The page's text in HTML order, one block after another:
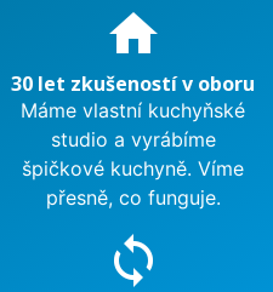
home
30 let zkušeností v oboru
Máme vlastní kuchyňské
studio a vyrábíme
špičkové kuchyně. Víme
přesně, co funguje.
sync